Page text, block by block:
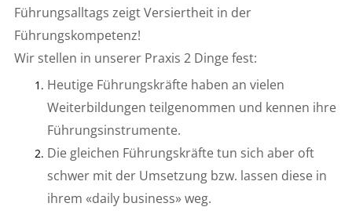
Führungsalltags zeigt Versiertheit in der
Führungskompetenz!
Wir stellen in unserer Praxis 2 Dinge fest:
Heutige Führungskräfte haben an vielen
Weiterbildungen teilgenommen und kennen ihre
Führungsinstrumente.
Die gleichen Führungskräfte tun sich aber oft
schwer mit der Umsetzung bzw. lassen diese in
ihrem «daily business» weg.